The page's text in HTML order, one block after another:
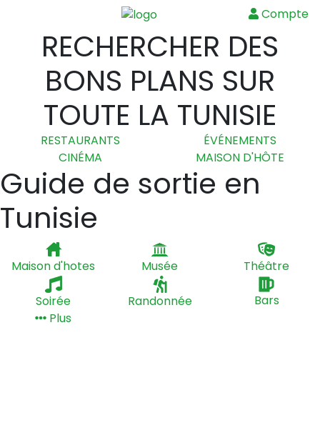
Compte
RECHERCHER DES
BONS PLANS SUR
TOUTE LA TUNISIE
RESTAURANTS
ÉVÉNEMENTS
CINÉMA
MAISON D'HÔTE
Guide de sortie en
Tunisie
Maison d'hotes Musée Théâtre
Soirée Randonnée
Bars
Plus